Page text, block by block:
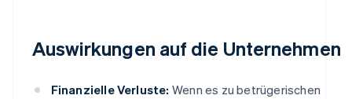
Auswirkungen auf die Unternehmen
Finanzielle Verluste: Wenn es zu betrügerischen